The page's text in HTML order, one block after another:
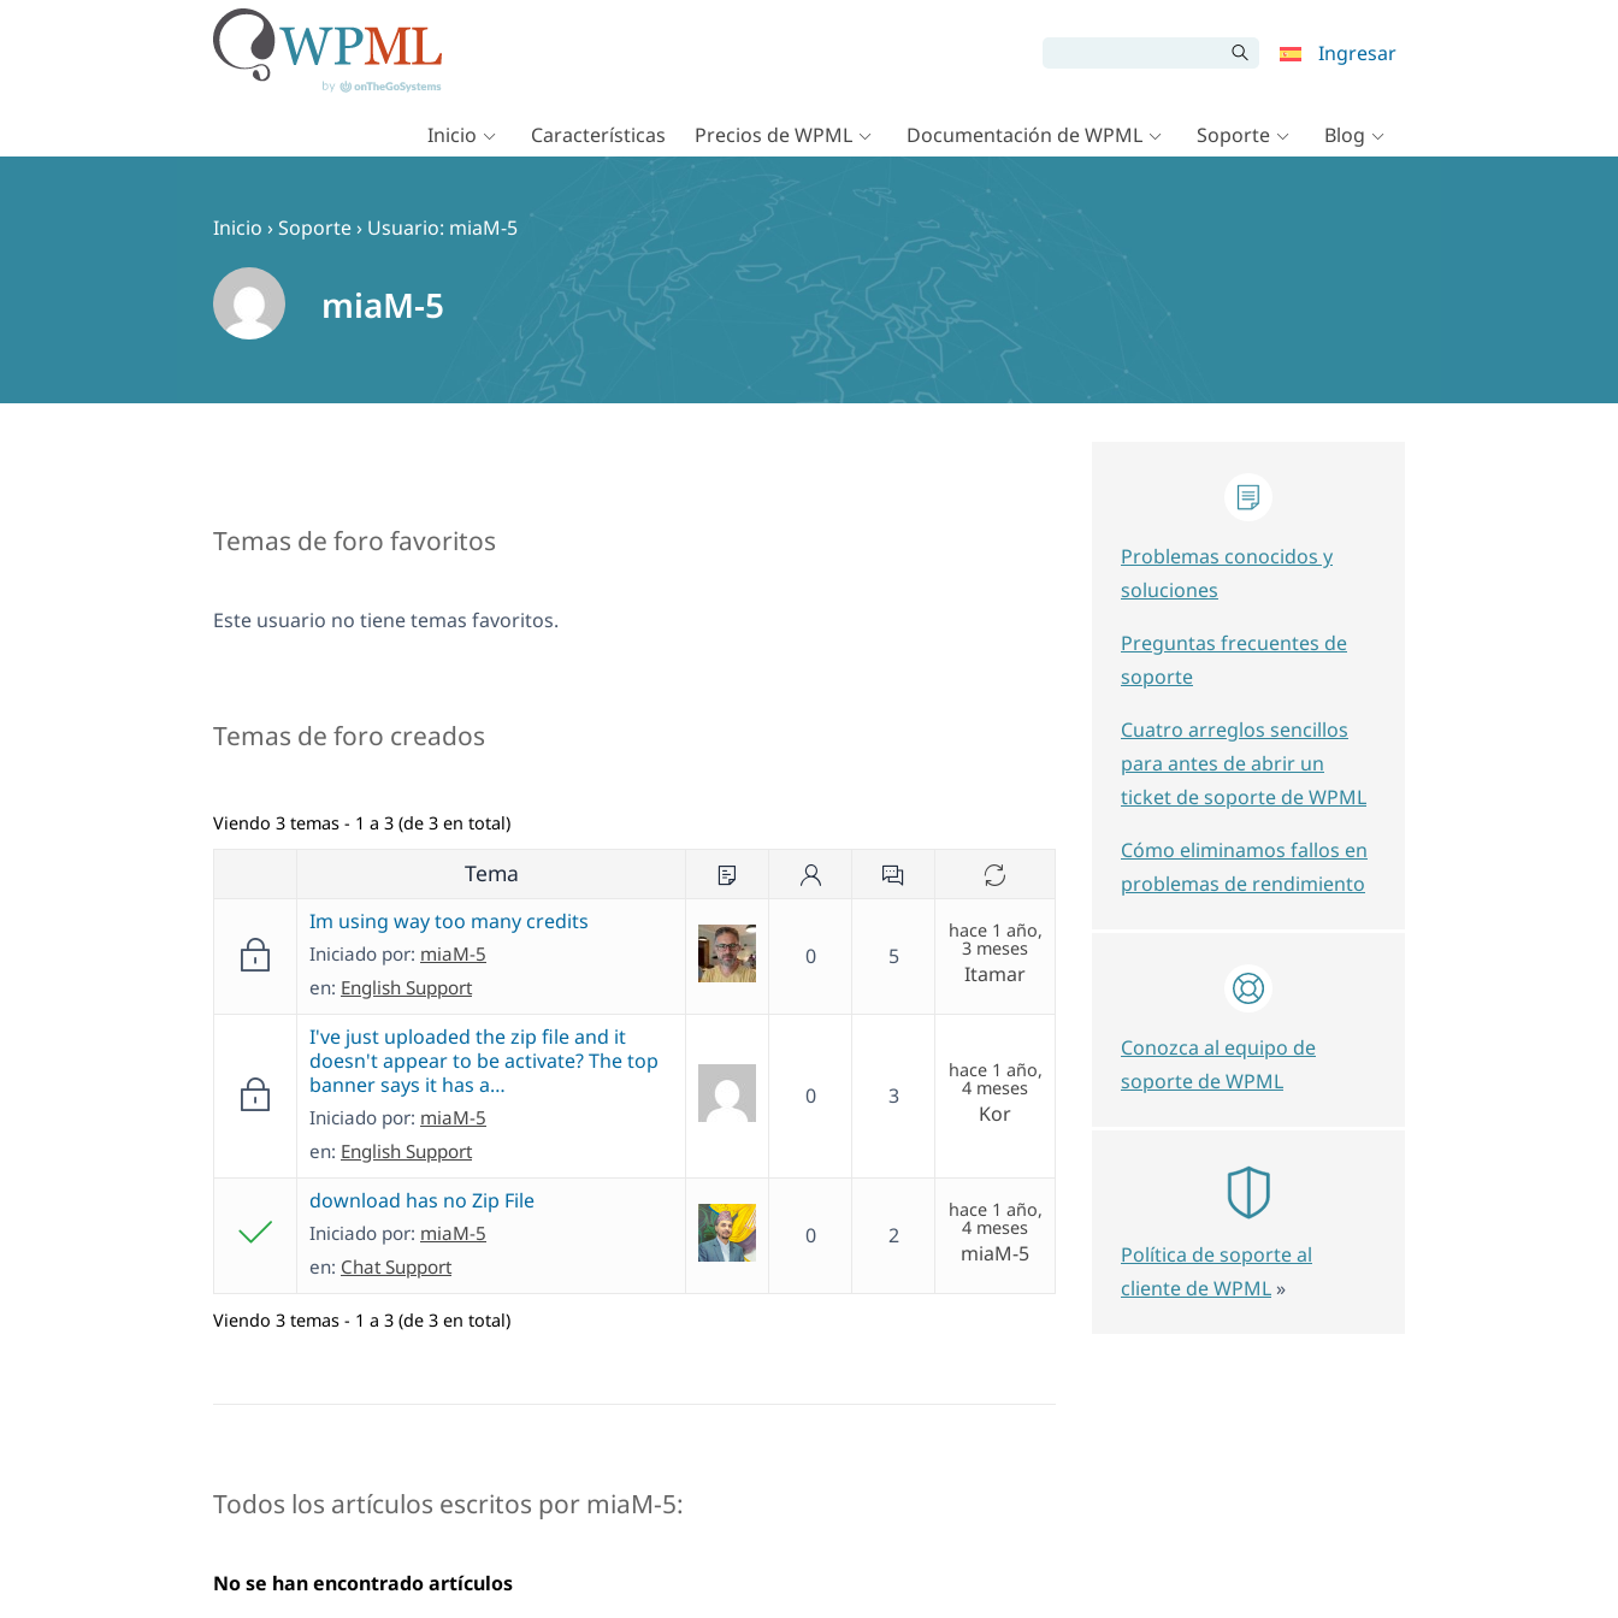
Ingresar
Inicio Características Precios de WPML Documentación de WPML Soporte Blog
Inicio ›Soporte› Usuario: miaM-5
miaM-5
Temas de foro favoritos
Este usuario no tiene temas favoritos.
Temas de foro creados
Viendo 3 temas - 1 a 3 (de 3 en total)
Tema
Im using way too many credits
Iniciado por: miaM-5
en: English Support
0 5
hace 1 año,
3 meses
Itamar
I've just uploaded the zip file and it
doesn't appear to be activate? The top
banner says it has a…
Iniciado por: miaM-5
en: English Support
0 3
hace 1 año,
4 meses
Kor
download has no Zip File
Iniciado por: miaM-5
en: Chat Support
0 2
hace 1 año,
4 meses
miaM-5
Viendo 3 temas - 1 a 3 (de 3 en total)
Todos los artículos escritos por miaM-5:
No se han encontrado artículos
Problemas conocidos y
soluciones
Preguntas frecuentes de
soporte
Cuatro arreglos sencillos
para antes de abrir un
ticket de soporte de WPML
Cómo eliminamos fallos en
problemas de rendimiento
Conozca al equipo de
soporte de WPML
Política de soporte al
cliente de WPML »